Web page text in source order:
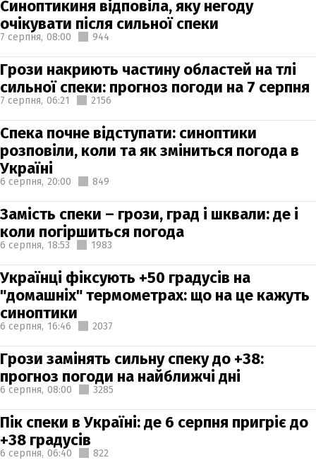
Синоптикиня відповіла, яку негоду
очікувати після сильної спеки
7 серпня, 08:00 944
Грози накриють частину областей на тлі
сильної спеки: прогноз погоди на 7 серпня
7 серпня, 06:21 2156
Спека почне відступати: синоптики
розповіли, коли та як зміниться погода в
Україні
6 серпня, 20:00 849
Замість спеки – грози, град і шквали: де і
коли погіршиться погода
6 серпня, 18:53 1983
Українці фіксують +50 градусів на
"домашніх" термометрах: що на це кажуть
синоптики
6 серпня, 16:46 2037
Грози замінять сильну спеку до +38:
прогноз погоди на найближчі дні
6 серпня, 08:00 3285
Пік спеки в Україні: де 6 серпня пригріє до
+38 градусів
6 серпня, 06:40 822